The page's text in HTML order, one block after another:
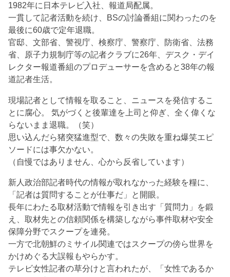
1982年に日本テレビ入社、報道局配属。
一貫して記者活動を続け、BSの討論番組に関わったのを
最後に60歳で定年退職。
官邸、文部省、警視庁、検察庁、警察庁、防衛省、法務
省、原子力規制庁等の記者クラブに26年、デスク・デイ
レクター報道番組のプロデューサーを含めると38年の報
道記者生活。
現場記者として情報を取ること、ニュースを発信するこ
とに腐心。 気がづくと後輩達を上司と仰ぎ、全く偉くな
らないまま退職。（笑）
思い込んだら猪突猛進型で、数々の失敗を重ね爆笑エピ
ソードには事欠かない。
（自慢ではありません、心から反省しています）
新人政治部記者時代の情報が取れなかった経験を糧に、
「記者は質問することが仕事だ」と開眼。
長年にわたる取材活動で情報を引き出す「質問力」を鍛
え、取材先との信頼関係を構築しながら事件取材や安全
保障分野でスクープを連発。
一方で北朝鮮のミサイル関連ではスクープの傍ら世界を
かけめぐる大誤報もやらかす。
テレビ女性記者の草分けと言われたが、「女性であるか